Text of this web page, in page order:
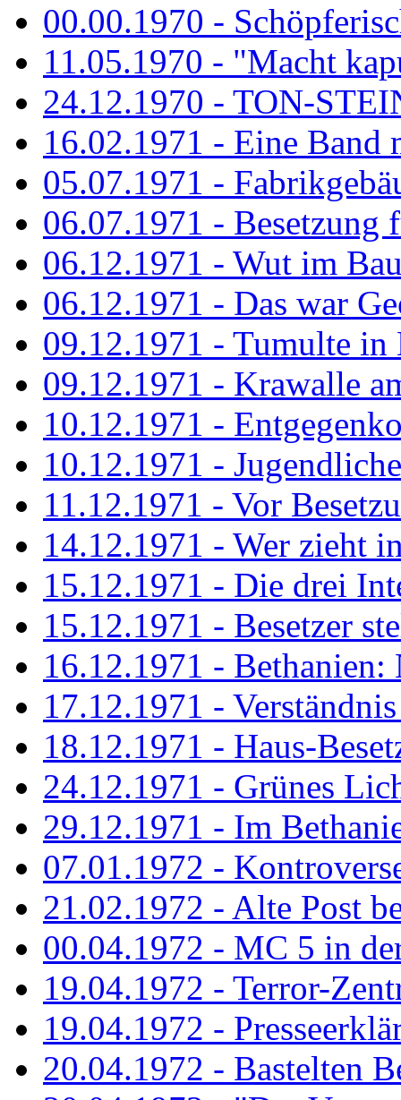
00.00.1970 -
11.05.1970 - "Macht
24.12.1970 - TON-
16.02.1971 - Eine Band
05.07.1971 -
06.07.1971 - Besetzung
06.12.1971 - Wut im
06.12.1971 - Das war
09.12.1971 - Tumulte in
09.12.1971 - Krawalle
10.12.1971 -
10.12.1971 -
11.12.1971 - Vor
14.12.1971 - Wer zieht
15.12.1971 - Die drei
15.12.1971 - Besetzer
16.12.1971 - Bethanien:
17.12.1971 -
18.12.1971 - Haus-
24.12.1971 - Grünes
29.12.1971 - Im
07.01.1972 -
21.02.1972 - Alte Post
00.04.1972 - MC 5 in
19.04.1972 - Terror-
19.04.1972 -
20.04.1972 - Bastelten